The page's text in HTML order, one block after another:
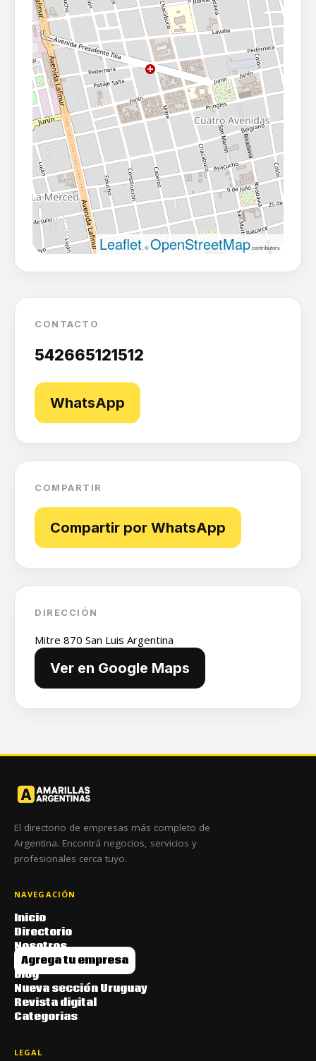
Leaflet , ©OpenStreetMapcontributors
CONTACTO
542665121512
WhatsApp
COMPARTIR
Compartir por WhatsApp
DIRECCIÓN
Mitre 870 San Luis Argentina
Ver en Google Maps
El directorio de empresas más completo de
Argentina. Encontrá negocios, servicios y
profesionales cerca tuyo.
NAVEGACIÓN
Inicio
Directorio
Nosotros
Agrega tu empresa
Blog
Nueva sección Uruguay
Revista digital
Categorias
LEGAL